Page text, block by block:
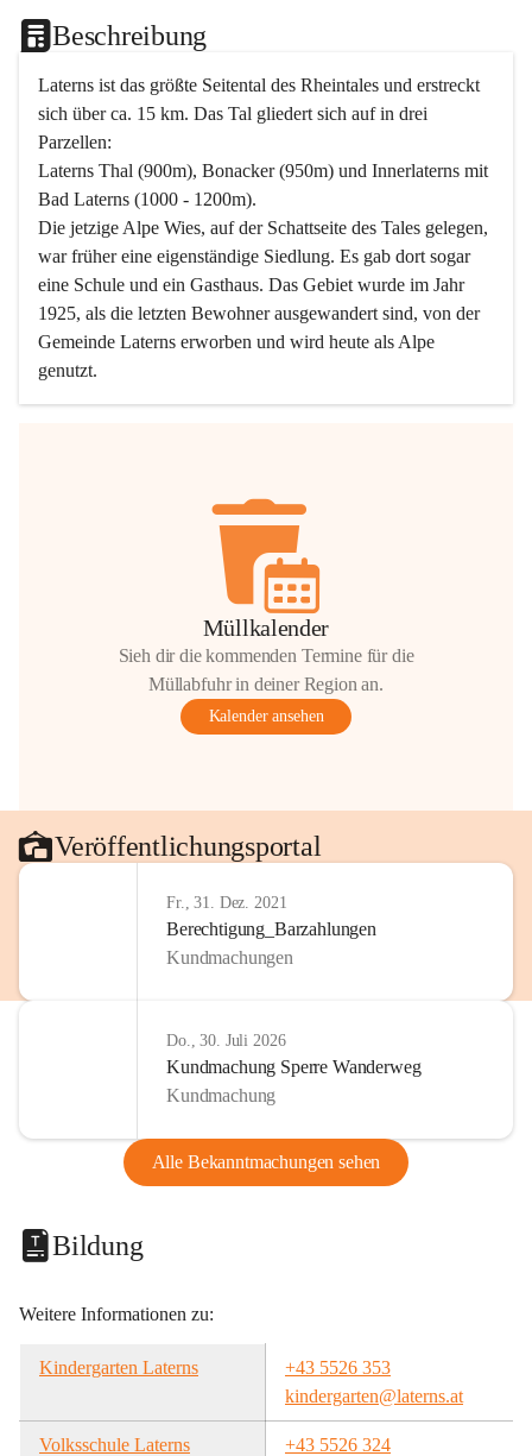
Beschreibung
Laterns ist das größte Seitental des Rheintales und erstreckt
sich über ca. 15 km. Das Tal gliedert sich auf in drei
Parzellen:
Laterns Thal (900m), Bonacker (950m) und Innerlaterns mit
Bad Laterns (1000 - 1200m).
Die jetzige Alpe Wies, auf der Schattseite des Tales gelegen,
war früher eine eigenständige Siedlung. Es gab dort sogar
eine Schule und ein Gasthaus. Das Gebiet wurde im Jahr
1925, als die letzten Bewohner ausgewandert sind, von der
Gemeinde Laterns erworben und wird heute als Alpe
genutzt.
Müllkalender
Sieh dir die kommenden Termine für die
Müllabfuhr in deiner Region an.
Kalender ansehen
Veröffentlichungsportal
Fr., 31. Dez. 2021
Berechtigung_Barzahlungen
Kundmachungen
Do., 30. Juli 2026
Kundmachung Sperre Wanderweg
Kundmachung
Alle Bekanntmachungen sehen
Bildung
Weitere Informationen zu:
Kindergarten Laterns
+43 5526 353
kindergarten@laterns.at
Volksschule Laterns
+43 5526 324